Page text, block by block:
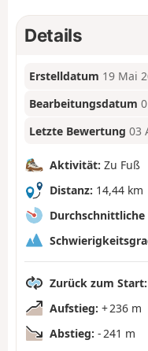
Details
Erstelldatum 19 Mai
Bearbeitungsdatum
Letzte Bewertung 03
Aktivität: Zu Fuß
Distanz: 14,44 km
Durchschnittliche
Zurück zum Start:
Aufstieg: + 236 m
Abstieg: - 241 m